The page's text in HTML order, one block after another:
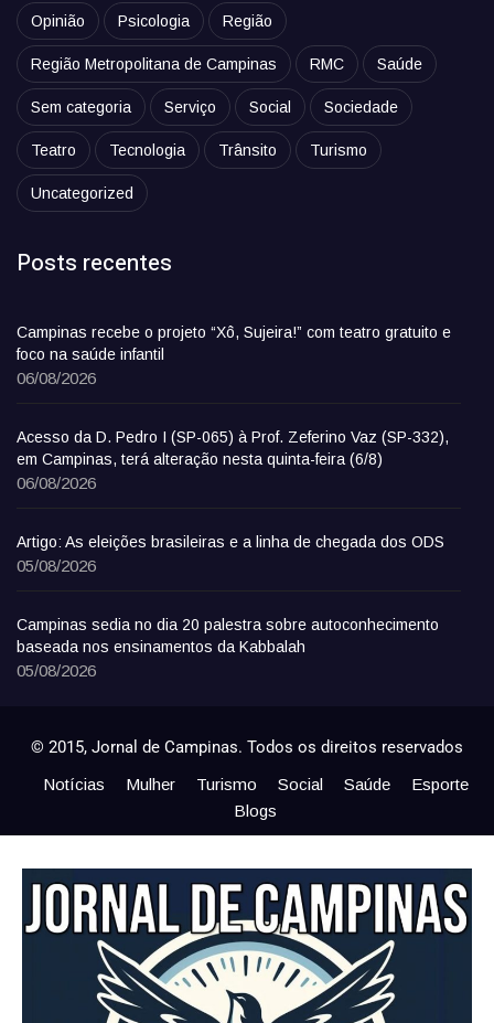
Opinião Psicologia Região
Região Metropolitana de Campinas RMC Saúde
Sem categoria Serviço Social Sociedade
Teatro Tecnologia Trânsito Turismo
Uncategorized
Posts recentes
Campinas recebe o projeto “Xô, Sujeira!” com teatro gratuito e
foco na saúde infantil
06/08/2026
Acesso da D. Pedro I (SP-065) à Prof. Zeferino Vaz (SP-332),
em Campinas, terá alteração nesta quinta-feira (6/8)
06/08/2026
Artigo: As eleições brasileiras e a linha de chegada dos ODS
05/08/2026
Campinas sedia no dia 20 palestra sobre autoconhecimento
baseada nos ensinamentos da Kabbalah
05/08/2026
© 2015, Jornal de Campinas. Todos os direitos reservados
Notícias Mulher Turismo Social Saúde
Esporte
Blogs